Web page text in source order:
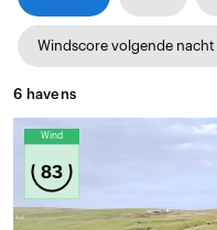
Windscore volgende nacht
6 havens
Wind
83